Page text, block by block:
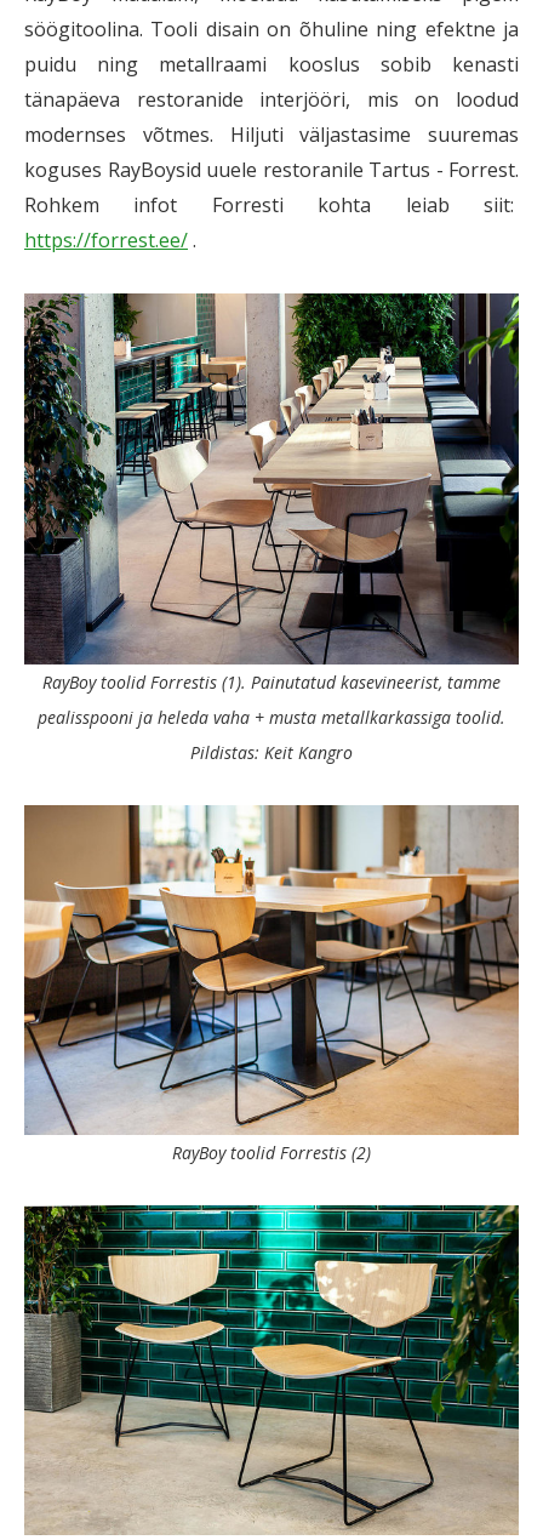
söögitoolina. Tooli disain on õhuline ning efektne ja
puidu ning metallraami kooslus sobib kenasti
tänapäeva restoranide interjööri, mis on loodud
modernses võtmes. Hiljuti väljastasime suuremas
koguses RayBoysid uuele restoranile Tartus - Forrest.
Rohkem infot Forresti kohta leiab siit:
https://forrest.ee/.
RayBoy toolid Forrestis (1). Painutatud kasevineerist, tamme
pealisspooni ja heleda vaha + musta metallkarkassiga toolid.
Pildistas: Keit Kangro
RayBoy toolid Forrestis (2)